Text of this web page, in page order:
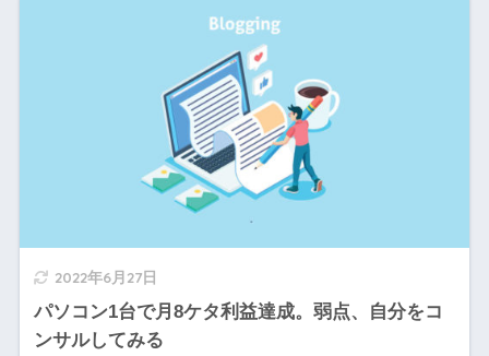
2022年6月27日
パソコン1台で月8ケタ利益達成。弱点、自分をコ
ンサルしてみる